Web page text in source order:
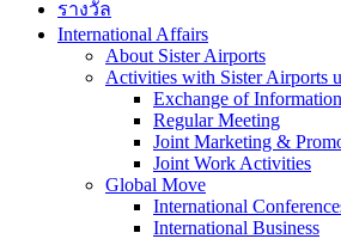
รางวัล
International Affairs
About Sister Airports
Activities with Sister Airports
Exchange of Information
Regular Meeting
Joint Marketing &
Joint Work Activities
Global Move
International
International Business